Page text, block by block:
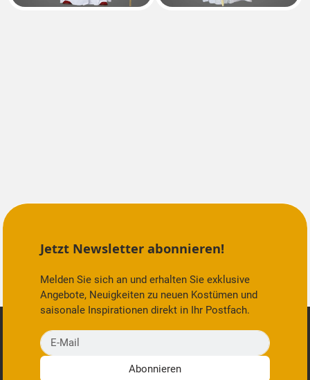
Jetzt Newsletter abonnieren!
Melden Sie sich an und erhalten Sie exklusive
Angebote, Neuigkeiten zu neuen Kostümen und
saisonale Inspirationen direkt in Ihr Postfach.
E-Mail
Abonnieren